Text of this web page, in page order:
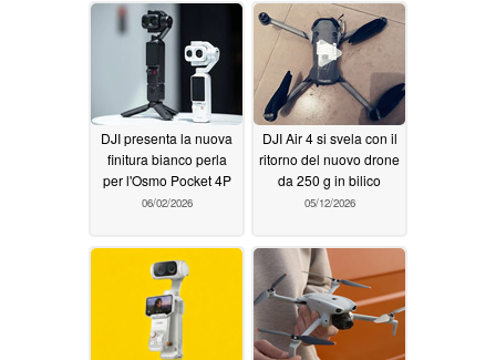
DJI presenta la nuova
finitura bianco perla
per l'Osmo Pocket 4P
06/02/2026
DJI Air 4 si svela con il
ritorno del nuovo drone
da 250 g in bilico
05/12/2026